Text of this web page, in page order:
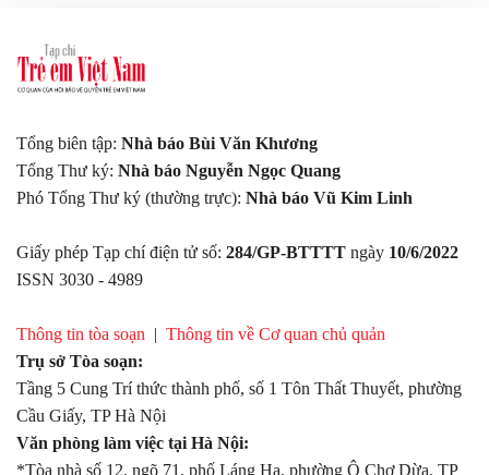
cộng đồng “Chung tâm, chung trí, chung sức bảo vệ
quyền trẻ em”.
Tổng biên tập: Nhà báo Bùi Văn Khương
Tổng Thư ký: Nhà báo Nguyễn Ngọc Quang
Phó Tổng Thư ký (thường trực): Nhà báo Vũ Kim Linh
Giấy phép Tạp chí điện tử số: 284/GP-BTTTT ngày 10/6/2022
ISSN 3030 - 4989
Thông tin tòa soạn | Thông tin về Cơ quan chủ quản
Trụ sở Tòa soạn:
Tầng 5 Cung Trí thức thành phố, số 1 Tôn Thất Thuyết, phường
Cầu Giấy, TP Hà Nội
Văn phòng làm việc tại Hà Nội:
*Tòa nhà số 12, ngõ 71, phố Láng Hạ, phường Ô Chợ Dừa, TP